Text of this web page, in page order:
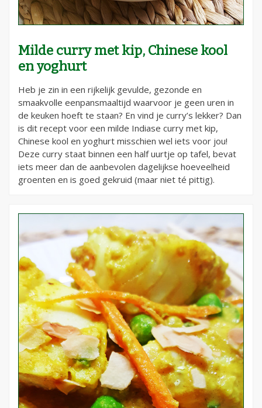
Milde curry met kip, Chinese kool
en yoghurt
Heb je zin in een rijkelijk gevulde, gezonde en
smaakvolle eenpansmaaltijd waarvoor je geen uren in
de keuken hoeft te staan? En vind je curry’s lekker? Dan
is dit recept voor een milde Indiase curry met kip,
Chinese kool en yoghurt misschien wel iets voor jou!
Deze curry staat binnen een half uurtje op tafel, bevat
iets meer dan de aanbevolen dagelijkse hoeveelheid
groenten en is goed gekruid (maar niet té pittig).